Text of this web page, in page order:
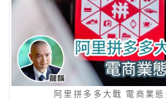
阿里拼多多大戰 電商業